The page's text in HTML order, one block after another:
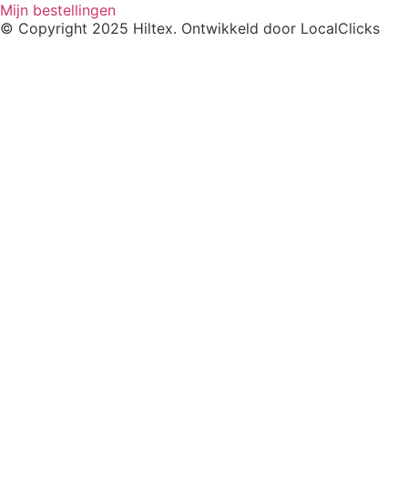
Mijn bestellingen
© Copyright 2025 Hiltex. Ontwikkeld door LocalClicks